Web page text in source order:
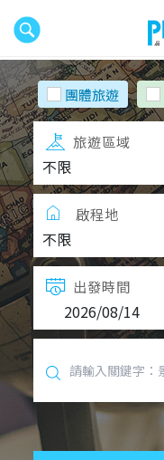
團體旅遊
旅遊區域
啟程地
出發時間